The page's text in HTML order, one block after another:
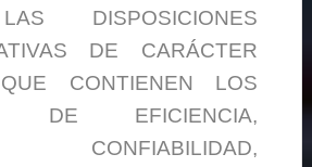
DISPOSICIONES
DE CARÁCTER
CONTIENEN LOS
DE EFICIENCIA,
CONFIABILIDAD,